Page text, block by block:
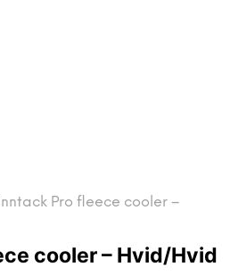
Pro fleece cooler –
cooler – Hvid/Hvid